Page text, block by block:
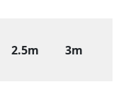
2.5m 3m